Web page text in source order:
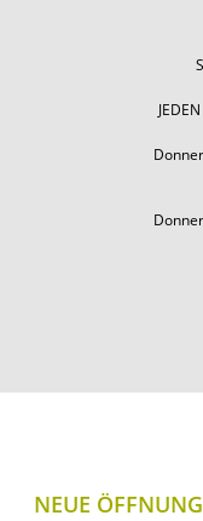
S
NEUE